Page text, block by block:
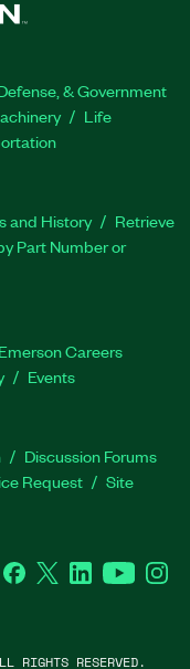
& Government
Life
and History
Retrieve
Part Number or
Emerson Careers
Events
Discussion Forums
Request
Site
Facebook
Twitter LinkedInYouTube
RIGHTS RESERVED.